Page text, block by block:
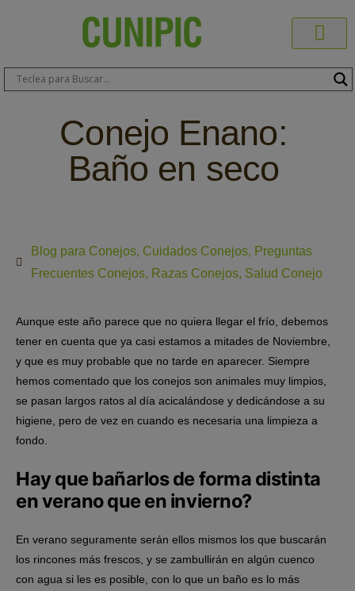
Conejo Enano:
Baño en seco
Blog para Conejos, Cuidados Conejos, Preguntas
Frecuentes Conejos, Razas Conejos, Salud Conejo
Aunque este año parece que no quiera llegar el frío, debemos
tener en cuenta que ya casi estamos a mitades de Noviembre,
y que es muy probable que no tarde en aparecer. Siempre
hemos comentado que los conejos son animales muy limpios,
se pasan largos ratos al día acicalándose y dedicándose a su
higiene, pero de vez en cuando es necesaria una limpieza a
fondo.
Hay que bañarlos de forma distinta
en verano que en invierno?
En verano seguramente serán ellos mismos los que buscarán
los rincones más frescos, y se zambullirán en algún cuenco
con agua si les es posible, con lo que un baño es lo más